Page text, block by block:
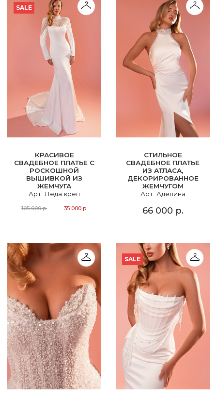
SALE
КРАСИВОЕ
СВАДЕБНОЕ ПЛАТЬЕ С
РОСКОШНОЙ
ВЫШИВКОЙ ИЗ
ЖЕМЧУГА
Арт. Леда креп
105 000 р. 35 000 р.
СТИЛЬНОЕ
СВАДЕБНОЕ ПЛАТЬЕ
ИЗ АТЛАСА,
ДЕКОРИРОВАННОЕ
ЖЕМЧУГОМ
Арт. Аделина
66 000 р.
SALE